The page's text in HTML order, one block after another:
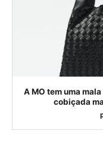
A MO tem uma
cobiçada